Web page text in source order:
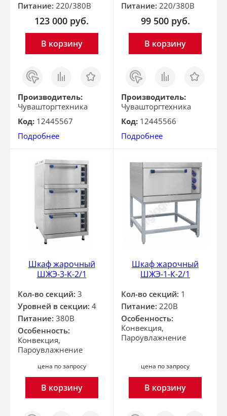
Питание: 220/380В
123 000 руб.
В корзину
Заказ
в 1
клик
Сравнить Отложить
Производитель:
Чувашторгтехника
Код: 12445567
Подробнее
Питание: 220/380В
99 500 руб.
В корзину
Заказ
в 1
клик
Сравнить Отложить
Производитель:
Чувашторгтехника
Код: 12445566
Подробнее
Шкаф жарочный
ШЖЭ-3-К-2/1
Кол-во секций: 3
Уровней в секции: 4
Питание: 380В
Особенность:
Конвекция,
Пароувлажнение
цена по запросу
В корзину
Шкаф жарочный
ШЖЭ-1-К-2/1
Кол-во секций: 1
Питание: 220В
Особенность:
Конвекция,
Пароувлажнение
цена по запросу
В корзину